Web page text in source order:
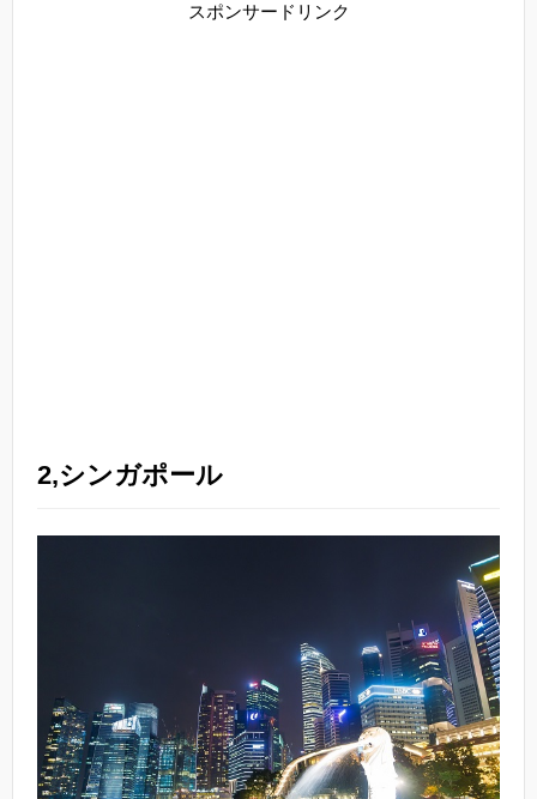
スポンサードリンク
2,シンガポール